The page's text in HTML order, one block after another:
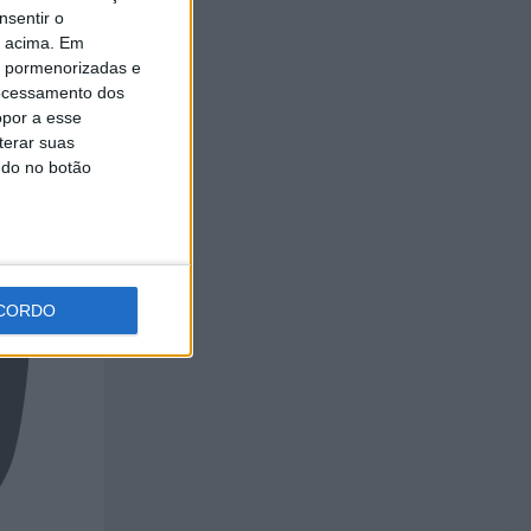
o
Em
e
dos
a esse
suas
no botão